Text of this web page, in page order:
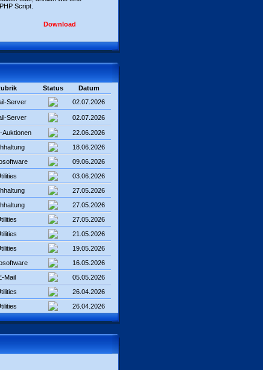
Script.
Download
Status
Datum
Server 02.07.2026
Server 02.07.2026
Auktionen
22.06.2026
18.06.2026
09.06.2026
03.06.2026
27.05.2026
27.05.2026
27.05.2026
21.05.2026
19.05.2026
16.05.2026
Mail
05.05.2026
26.04.2026
26.04.2026